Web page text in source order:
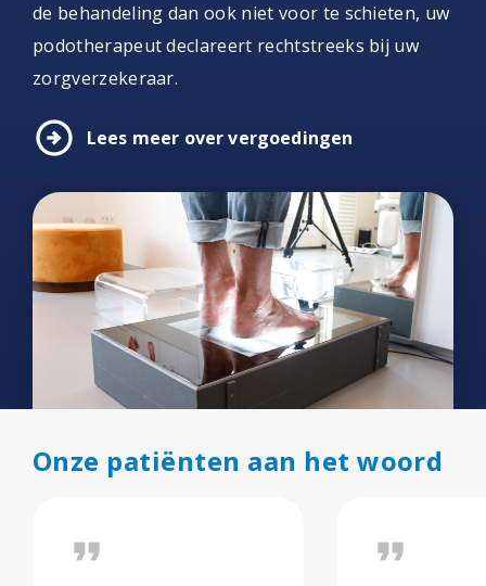
de behandeling dan ook niet voor te schieten, uw
podotherapeut declareert rechtstreeks bij uw
zorgverzekeraar.
arrow_circle_right Lees meer over vergoedingen
Onze patiënten aan het woord
format_quote format_quote